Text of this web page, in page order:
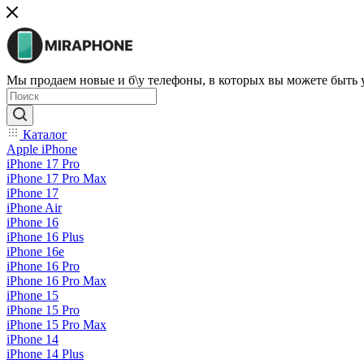
Мы продаем новые и б\у телефоны, в которых вы можете быть
Каталог
Apple iPhone
iPhone 17 Pro
iPhone 17 Pro Max
iPhone 17
iPhone Air
iPhone 16
iPhone 16 Plus
iPhone 16e
iPhone 16 Pro
iPhone 16 Pro Max
iPhone 15
iPhone 15 Pro
iPhone 15 Pro Max
iPhone 14
iPhone 14 Plus